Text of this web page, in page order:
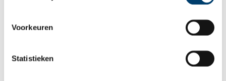
Voorkeuren
Statistieken